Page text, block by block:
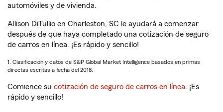
automóviles y de vivienda.
Allison DiTullio en Charleston, SC le ayudará a comenzar
después de que haya completado una cotización de seguro
de carros en línea. ¡Es rápido y sencillo!
1. Clasificación y datos de S&P Global Market Intelligence basados en primas
directas escritas a fecha del 2018.
Comience su cotización de seguro de carros en línea. ¡Es
rápido y sencillo!